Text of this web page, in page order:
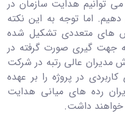
توانیم هدایت سازمان در
اما توجه به این نکته
های متعددی تشکیل شده
جهت گیری صورت گرفته در
مدیران عالی رتبه در شرکت
در پروژه را بر عهده
رده های میانی هدایت
خواهند داشت.